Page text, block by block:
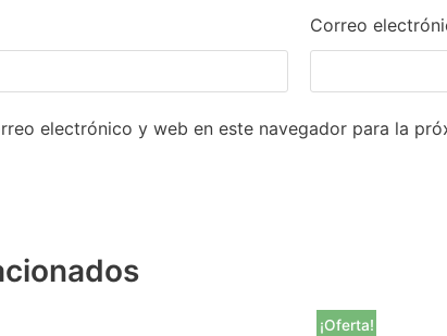
Correo
electrónico y web en este navegador para la
¡Oferta!